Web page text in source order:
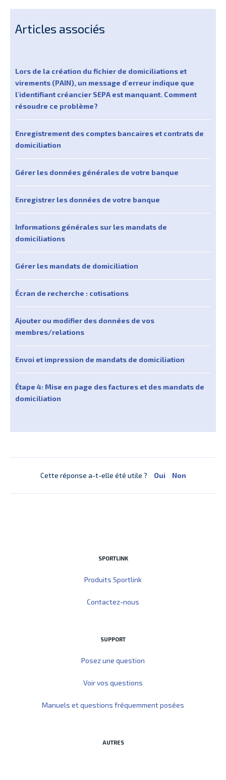
Articles associés
Lors de la création du fichier de domiciliations et
virements (PAIN), un message d'erreur indique que
l'identifiant créancier SEPA est manquant. Comment
résoudre ce problème?
Enregistrement des comptes bancaires et contrats de
domiciliation
Gérer les données générales de votre banque
Enregistrer les données de votre banque
Informations générales sur les mandats de
domiciliations
Gérer les mandats de domiciliation
Écran de recherche : cotisations
Ajouter ou modifier des données de vos
membres/relations
Envoi et impression de mandats de domiciliation
Étape 4: Mise en page des factures et des mandats de
domiciliation
Cette réponse a-t-elle été utile ? Oui Non
SPORTLINK
Produits Sportlink
Contactez-nous
SUPPORT
Posez une question
Voir vos questions
Manuels et questions fréquemment posées
AUTRES